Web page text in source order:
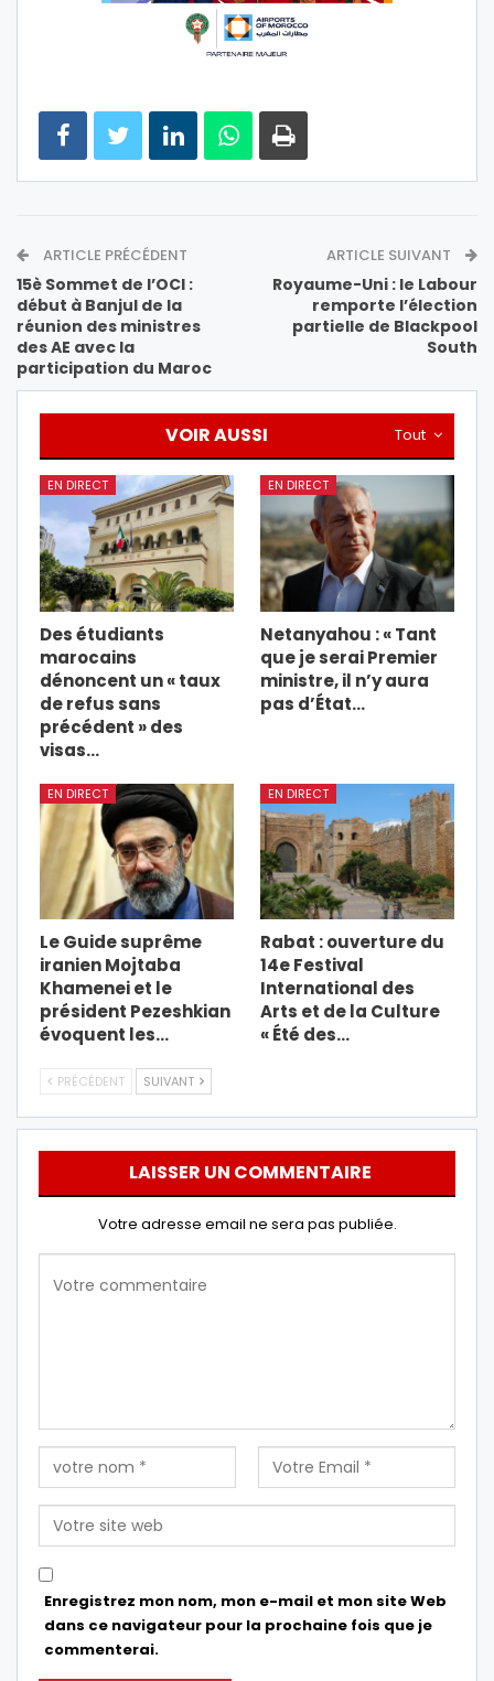
ARTICLE PRÉCÉDENT
15è Sommet de l’OCI :
début à Banjul de la
réunion des ministres
des AE avec la
participation du Maroc
ARTICLE SUIVANT
Royaume-Uni : le Labour
remporte l’élection
partielle de Blackpool
South
Tout
VOIR AUSSI
EN DIRECT
Des étudiants
marocains
dénoncent un « taux
de refus sans
précédent » des
visas…
EN DIRECT
Netanyahou : « Tant
que je serai Premier
ministre, il n’y aura
pas d’État…
EN DIRECT
Le Guide suprême
iranien Mojtaba
Khamenei et le
président Pezeshkian
évoquent les…
EN DIRECT
Rabat : ouverture du
14e Festival
International des
Arts et de la Culture
« Été des…
PRÉCÉDENT SUIVANT
LAISSER UN COMMENTAIRE
Votre adresse email ne sera pas publiée.
Enregistrez mon nom, mon e-mail et mon site Web
dans ce navigateur pour la prochaine fois que je
commenterai.